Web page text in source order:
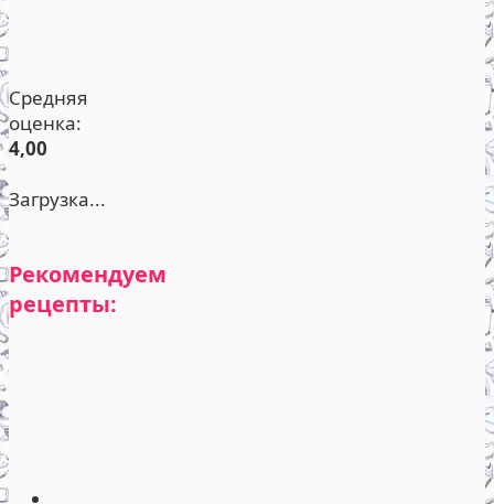
Средняя
оценка:
4,00
Загрузка...
Рекомендуем
рецепты: